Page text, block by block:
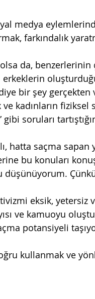
medya
farkındalık
da,
bir şey gerçekten
kadınların
soruları
hatta saçma
bu konuları
düşünüyorum.
eksik,
ve kamuoyu
potansiyeli
kullanmak ve